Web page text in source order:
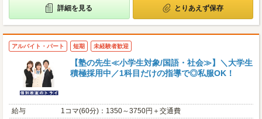
詳細を見る とりあえず保存
アルバイト・パート 短期 未経験者歓迎
【塾の先生≪小学生対象/国語・社会≫】＼大学生
積極採用中／1科目だけの指導で◎私服OK！
給与
1コマ(60分)：1350～3750円＋交通費